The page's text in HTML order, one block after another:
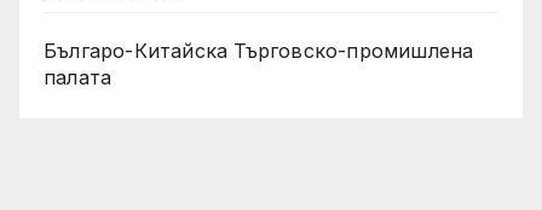
Българо-Китайска Търговско-промишлена
палaта